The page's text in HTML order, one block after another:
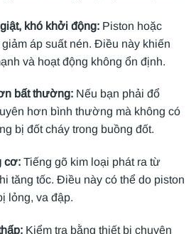
khó khởi động: Piston hoặc
áp suất nén. Điều này khiến
và hoạt động không ổn định.
bất thường: Nếu bạn phải đổ
hơn bình thường mà không có
bị đốt cháy trong buồng đốt.
cơ: Tiếng gõ kim loại phát ra từ
tăng tốc. Điều này có thể do piston
lỏng, va đập.
Kiểm tra bằng thiết bị chuyên